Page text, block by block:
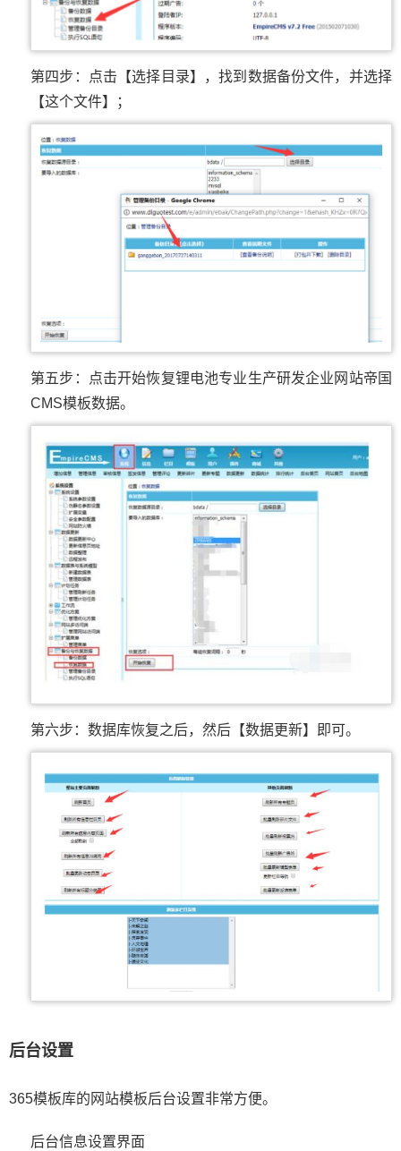
第四步：点击【选择目录】，找到数据备份文件，并选择
【这个文件】；
第五步：点击开始恢复锂电池专业生产研发企业网站帝国
CMS模板数据。
第六步：数据库恢复之后，然后【数据更新】即可。
后台设置
365模板库的网站模板后台设置非常方便。
后台信息设置界面